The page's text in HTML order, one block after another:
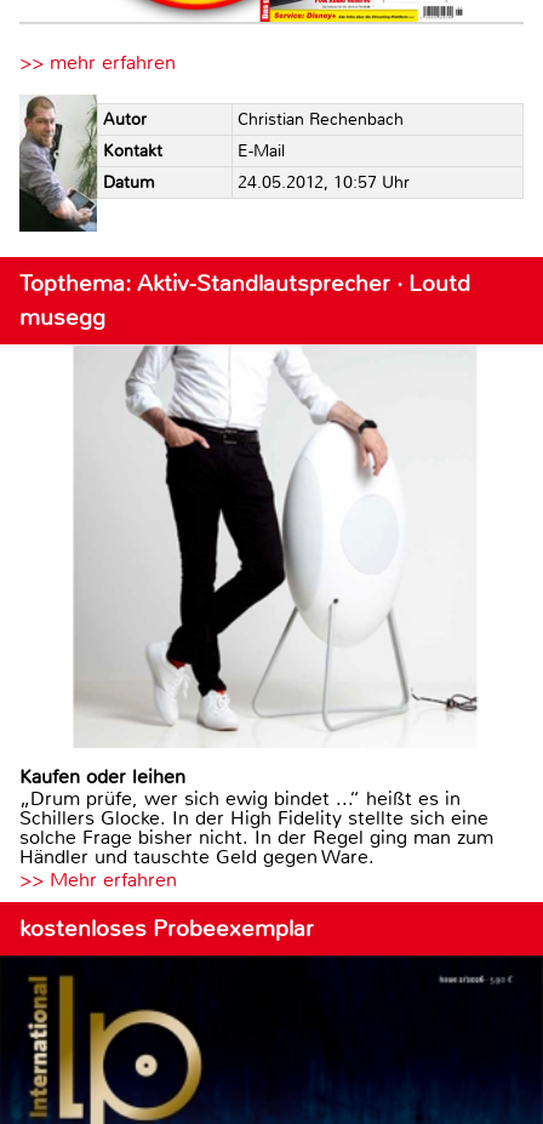
>> mehr erfahren
Autor
Christian Rechenbach
Kontakt
E-Mail
Datum
24.05.2012, 10:57 Uhr
Topthema: Aktiv-Standlautsprecher · Loutd
musegg
Kaufen oder leihen
„Drum prüfe, wer sich ewig bindet ...“ heißt es in
Schillers Glocke. In der High Fidelity stellte sich eine
solche Frage bisher nicht. In der Regel ging man zum
Händler und tauschte Geld gegen Ware.
>> Mehr erfahren
kostenloses Probeexemplar